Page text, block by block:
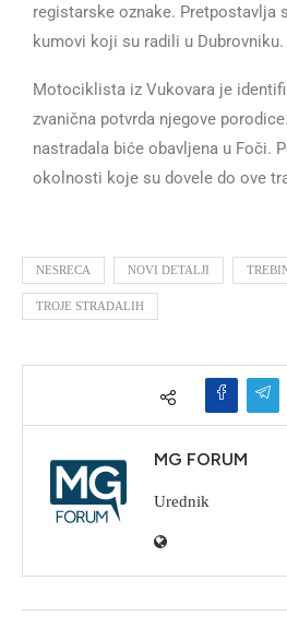
registarske oznake. Pretpostavlja
kumovi koji su radili u Dubrovniku.
Motociklista iz Vukovara je
zvanična potvrda njegove
nastradala biće obavljena u Foči.
okolnosti koje su dovele do ove
NESRECA NOVI DETALJI
TROJE STRADALIH
MG FORUM
Urednik